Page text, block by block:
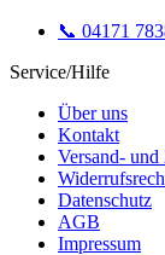
📞 04171
Service/Hilfe
Über uns
Kontakt
Versand-
Datenschutz
AGB
Impressum